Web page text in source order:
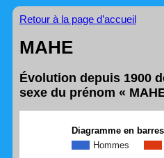
Retour à la page d’accueil
MAHE
Évolution depuis 1900
sexe du prénom «
Diagramme en
Hommes